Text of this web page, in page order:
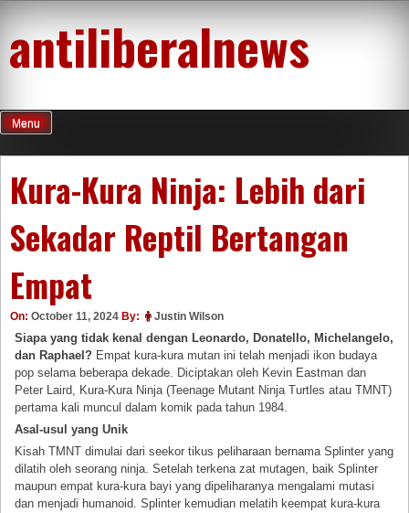
content
antiliberalnews
Menu
Kura-Kura Ninja: Lebih dari
Sekadar Reptil Bertangan
Empat
On: October 11, 2024 By: Justin Wilson
Siapa yang tidak kenal dengan Leonardo, Donatello, Michelangelo,
dan Raphael? Empat kura-kura mutan ini telah menjadi ikon budaya
pop selama beberapa dekade. Diciptakan oleh Kevin Eastman dan
Peter Laird, Kura-Kura Ninja (Teenage Mutant Ninja Turtles atau TMNT)
pertama kali muncul dalam komik pada tahun 1984.
Asal-usul yang Unik
Kisah TMNT dimulai dari seekor tikus peliharaan bernama Splinter yang
dilatih oleh seorang ninja. Setelah terkena zat mutagen, baik Splinter
maupun empat kura-kura bayi yang dipeliharanya mengalami mutasi
dan menjadi humanoid. Splinter kemudian melatih keempat kura-kura